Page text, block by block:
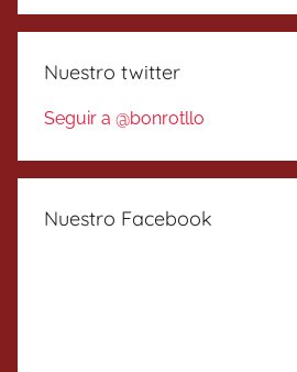
Nuestro twitter
Seguir a @bonrotllo
Nuestro Facebook